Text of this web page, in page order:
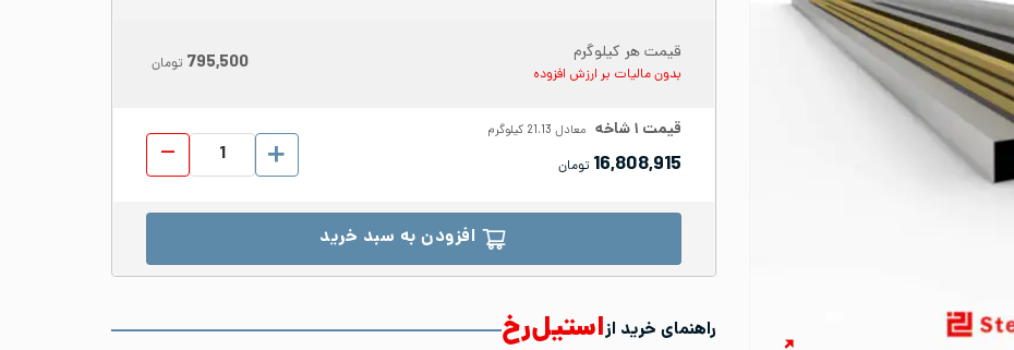
قیمت هر کیلوگرم
بدون مالیات بر ارزش افزوده 795,500 تومان
قیمت ۱شاخه معادل 21.13 کیلوگرم
16,808,915 تومان
پروفیل استیل 304 ابعاد 40*40 ضخامت 3 براق شاخه 6 متری عدد
افزودن به سبد خرید
راهنمای خرید ازاستیل‌رخ